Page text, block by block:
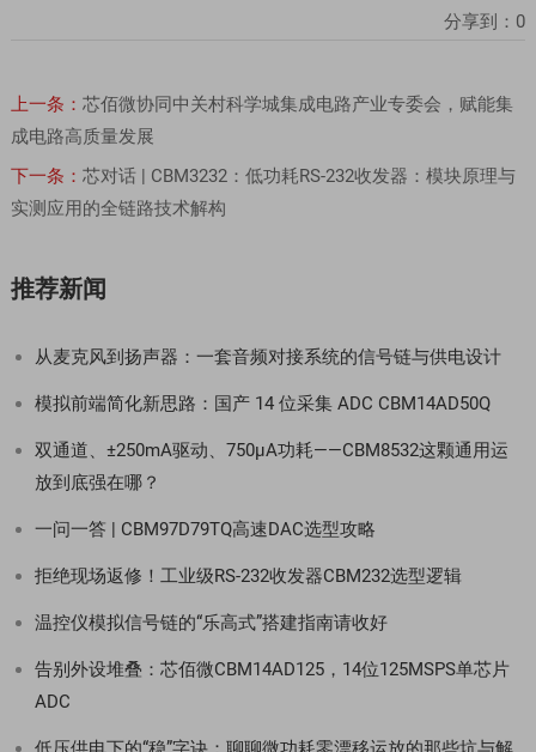
分享到： 0
上一条： 芯佰微协同中关村科学城集成电路产业专委会，赋能集
成电路高质量发展
下一条： 芯对话 | CBM3232：低功耗RS-232收发器：模块原理与
实测应用的全链路技术解构
推荐新闻
从麦克风到扬声器：一套音频对接系统的信号链与供电设计
模拟前端简化新思路：国产 14 位采集 ADC CBM14AD50Q
双通道、±250mA驱动、750µA功耗——CBM8532这颗通用运
放到底强在哪？
一问一答 | CBM97D79TQ高速DAC选型攻略
拒绝现场返修！工业级RS-232收发器CBM232选型逻辑
温控仪模拟信号链的“乐高式”搭建指南请收好
告别外设堆叠：芯佰微CBM14AD125，14位125MSPS单芯片
ADC